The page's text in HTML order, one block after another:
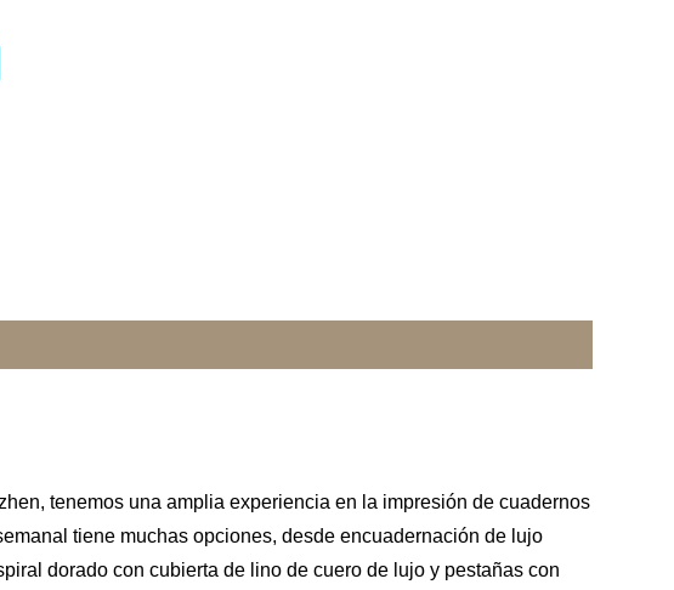
tenemos una amplia experiencia en la impresión de cuadernos
tiene muchas opciones, desde encuadernación de lujo
dorado con cubierta de lino de cuero de lujo y pestañas con